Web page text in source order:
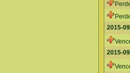
2015-
2015-